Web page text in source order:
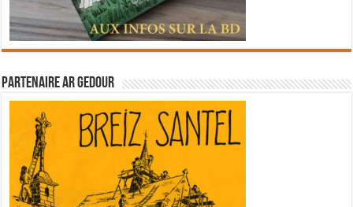
Partenaire Ar Gedour